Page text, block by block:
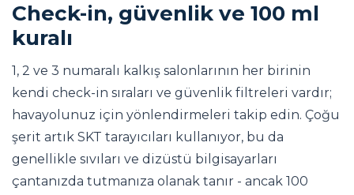
Check-in, güvenlik ve 100 ml
kuralı
1, 2 ve 3 numaralı kalkış salonlarının her birinin
kendi check-in sıraları ve güvenlik filtreleri vardır;
havayolunuz için yönlendirmeleri takip edin. Çoğu
şerit artık SKT tarayıcıları kullanıyor, bu da
genellikle sıvıları ve dizüstü bilgisayarları
çantanızda tutmanıza olanak tanır - ancak 100